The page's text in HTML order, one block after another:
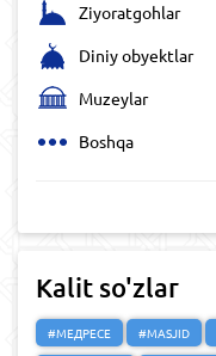
Ziyoratgohlar
Diniy obyektlar
Muzeylar
Boshqa
Kalit so'zlar
#МЕДРЕСЕ #MASJID